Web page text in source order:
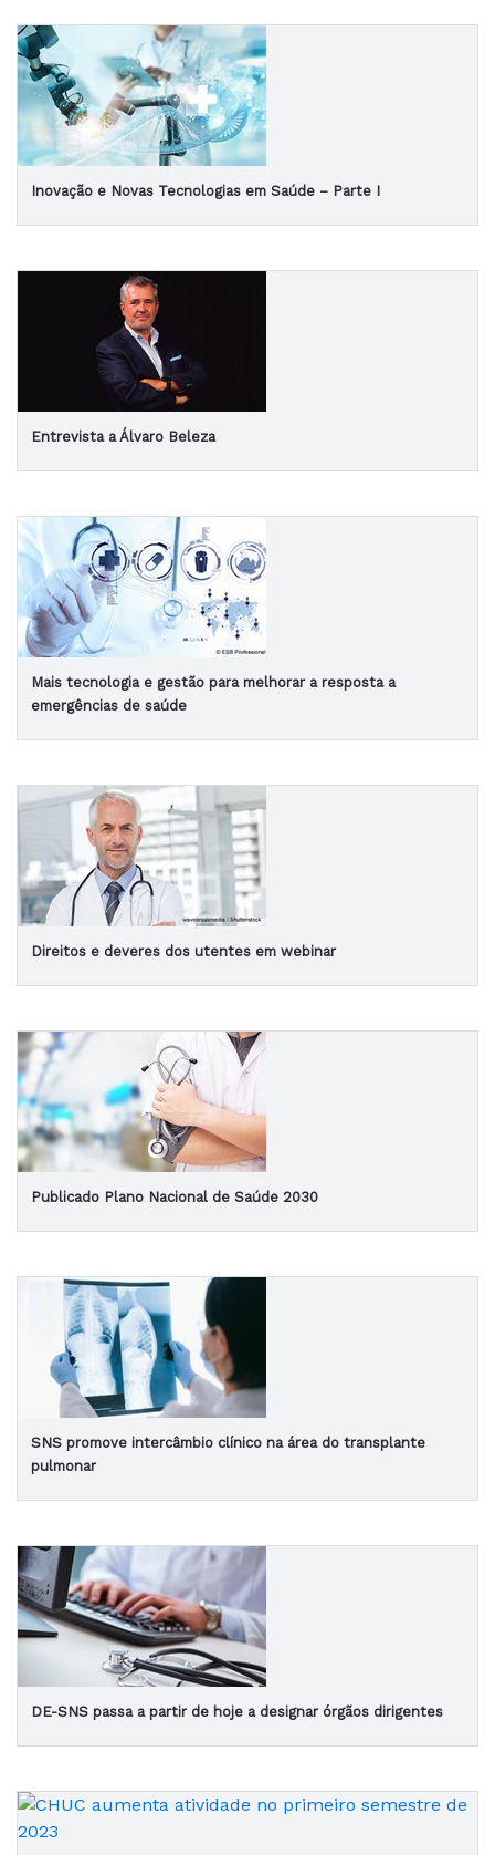
Inovação e Novas Tecnologias em Saúde – Parte I
Entrevista a Álvaro Beleza
Mais tecnologia e gestão para melhorar a resposta a
emergências de saúde
Direitos e deveres dos utentes em webinar
Publicado Plano Nacional de Saúde 2030
SNS promove intercâmbio clínico na área do transplante
pulmonar
DE-SNS passa a partir de hoje a designar órgãos dirigentes